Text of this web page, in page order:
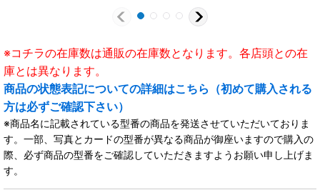
※コチラの在庫数は通販の在庫数となります。各店頭との在
庫とは異なります。
商品の状態表記についての詳細はこちら（初めて購入される
方は必ずご確認下さい）
※商品名に記載されている型番の商品を発送させていただいておりま
す。一部、写真とカードの型番が異なる商品が御座いますので購入の
際、必ず商品の型番をご確認していただきますようお願い申し上げま
す。